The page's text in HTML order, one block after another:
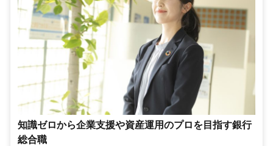
知識ゼロから企業支援や資産運用のプロを目指す銀行
総合職